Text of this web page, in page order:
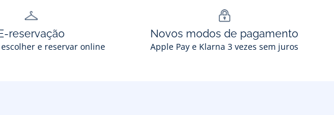
reservação
e reservar online
Novos modos de pagamento
Apple Pay e Klarna 3 vezes sem juros